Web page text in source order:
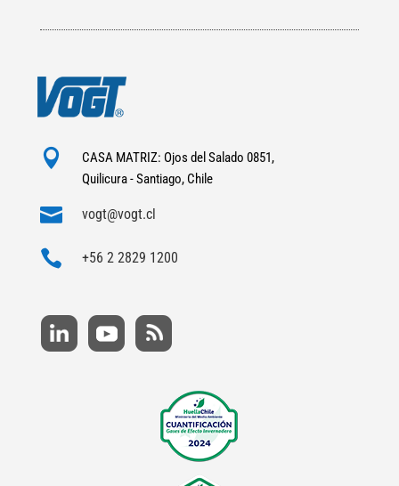

CASA MATRIZ: Ojos del Salado 0851,
Quilicura - Santiago, Chile
 vogt@vogt.cl
 +56 2 2829 1200